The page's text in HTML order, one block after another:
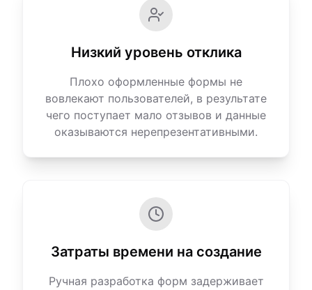
Низкий уровень отклика
Плохо оформленные формы не
вовлекают пользователей, в результате
чего поступает мало отзывов и данные
оказываются нерепрезентативными.
Затраты времени на создание
Ручная разработка форм задерживает